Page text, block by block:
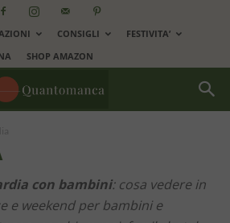
CONSIGLI
FESTIVITA’
SHOP AMAZON
con bambini: cosa vedere in
e weekend per bambini e